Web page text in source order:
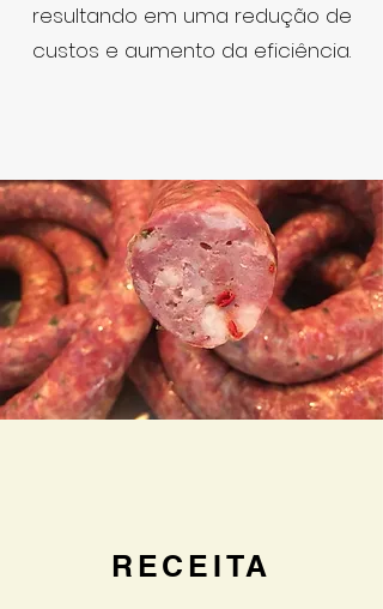
resultando em uma redução de
custos e aumento da eficiência.
RECEITA